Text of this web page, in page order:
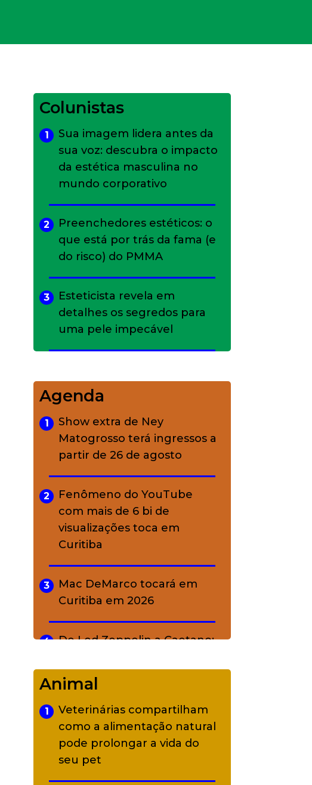
Colunistas
1
Sua imagem lidera antes da
sua voz: descubra o impacto
da estética masculina no
mundo corporativo
2
Preenchedores estéticos: o
que está por trás da fama (e
do risco) do PMMA
3
Esteticista revela em
detalhes os segredos para
uma pele impecável
charme rústico que
conquistou o luxo
A ciência por trás da
skincare: a função de cada
ativo
Agenda
1
Show extra de Ney
Matogrosso terá ingressos a
partir de 26 de agosto
2
Fenômeno do YouTube
com mais de 6 bi de
visualizações toca em
Curitiba
3
Mac DeMarco tocará em
Curitiba em 2026
4
De Led Zeppelin a Caetano:
diverso a partir de R$ 17
5
Adriana Calcanhotto retoma
alter ego infantil para show
em Curitiba
Animal
1
Veterinárias compartilham
como a alimentação natural
pode prolongar a vida do
seu pet